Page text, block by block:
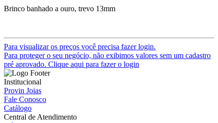
Brinco banhado a ouro, trevo 13mm
Para visualizar os preços você precisa fazer login.
Para proteger o seu negócio, não exibimos valores sem um cadastro
pré aprovado. Clique aqui para fazer o login
Institucional
Provin Joias
Fale Conosco
Catálogo
Central de Atendimento